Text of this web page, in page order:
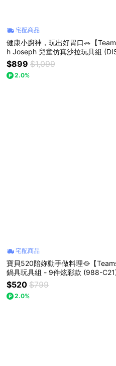
宅配商品
健康小廚神，玩出好胃口🥗【
h Joseph 兒童仿真沙拉玩具組
童玩具 扮家家酒 角色扮演 寓教於
禮物推薦
$899 $1,099
2.0%
宅配商品
寶貝520陪妳動手做料理🥘【
鍋具玩具組 - 9件炫彩款 (988-
扮家家酒 角色扮演 寓教於樂 生日
$520 $799
2.0%